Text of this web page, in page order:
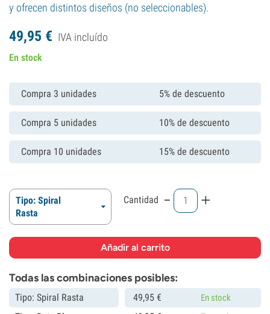
y ofrecen distintos diseños (no seleccionables).
49,95 € IVA incluído
En stock
Compra 3 unidades 5% de descuento
Compra 5 unidades 10% de descuento
Compra 10 unidades 15% de descuento
Tipo: Spiral
Rasta
Cantidad - +
Todas las combinaciones posibles:
Tipo: Spiral Rasta 49,95 € En stock